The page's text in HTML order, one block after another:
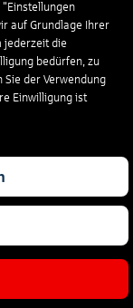
auf Grundlage Ihrer
jederzeit die
bedürfen, zu
Sie der Verwendung
Einwilligung ist